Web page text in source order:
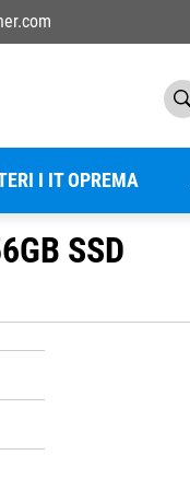
I IT OPREMA
SSD